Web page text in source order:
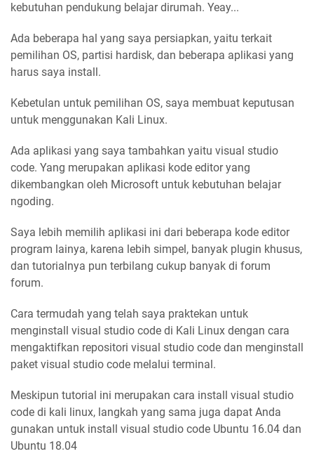
kebutuhan pendukung belajar dirumah. Yeay...
Ada beberapa hal yang saya persiapkan, yaitu terkait
pemilihan OS, partisi hardisk, dan beberapa aplikasi yang
harus saya install.
Kebetulan untuk pemilihan OS, saya membuat keputusan
untuk menggunakan Kali Linux.
Ada aplikasi yang saya tambahkan yaitu visual studio
code. Yang merupakan aplikasi kode editor yang
dikembangkan oleh Microsoft untuk kebutuhan belajar
ngoding.
Saya lebih memilih aplikasi ini dari beberapa kode editor
program lainya, karena lebih simpel, banyak plugin khusus,
dan tutorialnya pun terbilang cukup banyak di forum
forum.
Cara termudah yang telah saya praktekan untuk
menginstall visual studio code di Kali Linux dengan cara
mengaktifkan repositori visual studio code dan menginstall
paket visual studio code melalui terminal.
Meskipun tutorial ini merupakan cara install visual studio
code di kali linux, langkah yang sama juga dapat Anda
gunakan untuk install visual studio code Ubuntu 16.04 dan
Ubuntu 18.04